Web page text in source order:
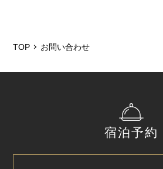
TOP お問い合わせ
宿泊予約